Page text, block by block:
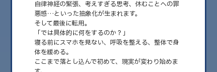
2026.08
2026.07
2026.06
自律神経の緊張、考えすぎる思考、休むことへの罪
悪感…といった抽象化が生まれます。
そして最後に転用。
「では具体的に何をするのか？」
寝る前にスマホを見ない、呼吸を整える、整体で身
体を緩める。
ここまで落とし込んで初めて、現実が変わり始めま